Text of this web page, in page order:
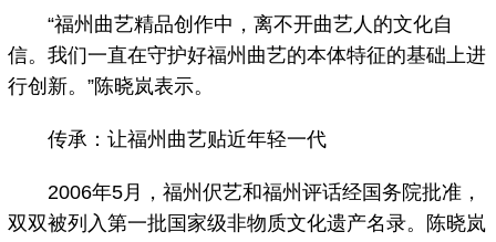
“福州曲艺精品创作中，离不开曲艺人的文化自
信。我们一直在守护好福州曲艺的本体特征的基础上进
行创新。”陈晓岚表示。
传承：让福州曲艺贴近年轻一代
2006年5月，福州伬艺和福州评话经国务院批准，
双双被列入第一批国家级非物质文化遗产名录。陈晓岚